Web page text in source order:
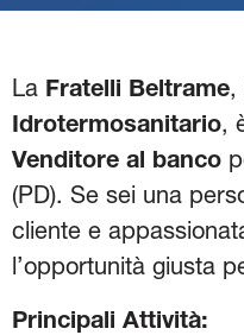
La Fratelli Beltrame,
Idrotermosanitario,
Venditore al banco
(PD). Se sei una
cliente e
l’opportunità giusta
Principali Attività: